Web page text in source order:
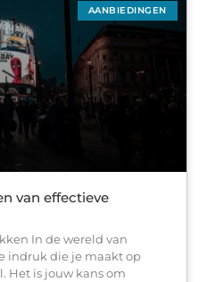
AANBIEDINGEN
van effectieve
In de wereld van
indruk die je maakt op
Het is jouw kans om